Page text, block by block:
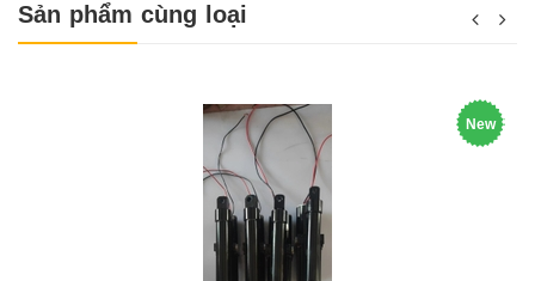
Sản phẩm cùng loại
New